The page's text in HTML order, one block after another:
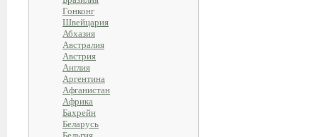
Гонконг
Швейцария
Абхазия
Австралия
Австрия
Англия
Аргентина
Афганистан
Африка
Бахрейн
Беларусь